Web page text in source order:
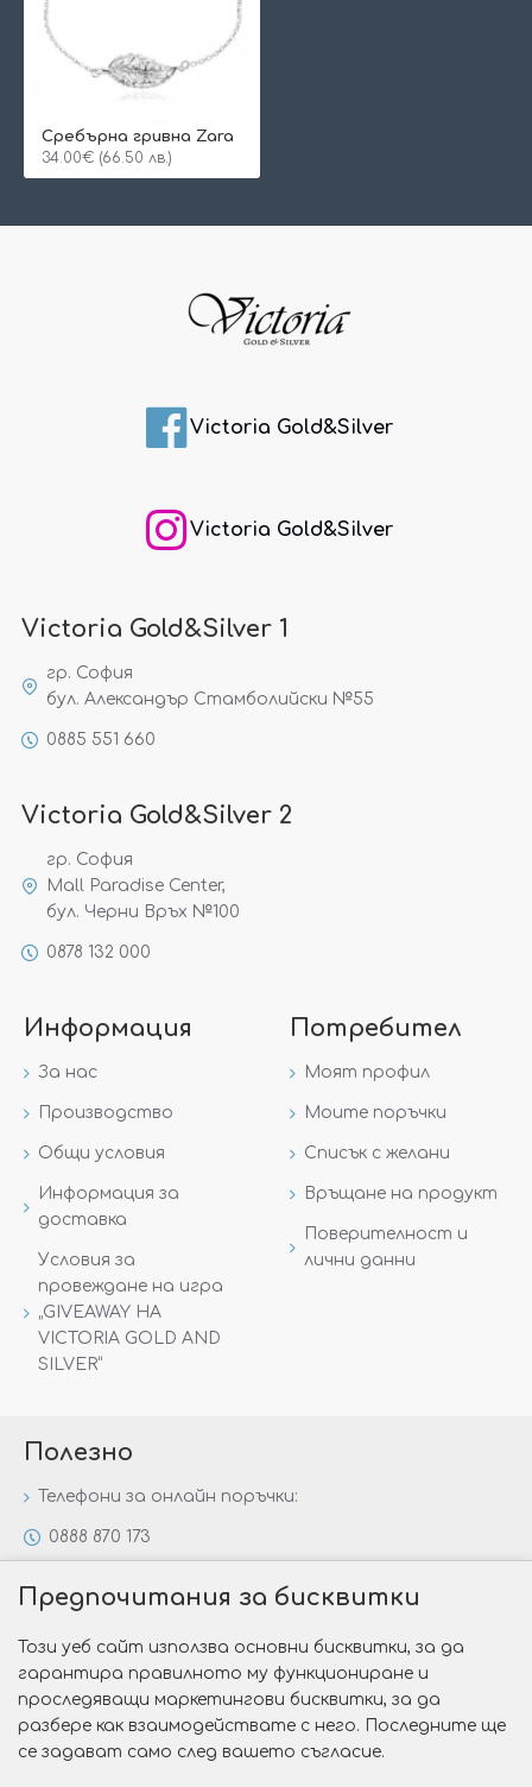
Сребърна гривна Zara
34.00€ (66.50 лв.)
Victoria Gold&Silver
Victoria Gold&Silver
Victoria Gold&Silver 1
гр. София
бул. Александър Стамболийски №55
0885 551 660
Victoria Gold&Silver 2
гр. София
Mall Paradise Center,
бул. Черни Връх №100
0878 132 000
Информация
За нас
Производство
Общи условия
Информация за
доставка
Условия за
провеждане на игра
„GIVEAWAY НА
VICTORIA GOLD AND
SILVER“
Потребител
Моят профил
Моите поръчки
Списък с желани
Връщане на продукт
Поверителност и
лични данни
Полезно
Телефони за онлайн поръчки:
0888 870 173
Специални предложения
Защо да изберете Victoria Gold&Silver?
Как да изберем годежен пръстен?
Предпочитания за бисквитки
Този уеб сайт използва основни бисквитки, за да
гарантира правилното му функциониране и
проследяващи маркетингови бисквитки, за да
разбере как взаимодействате с него. Последните ще
се задават само след вашето съгласие.